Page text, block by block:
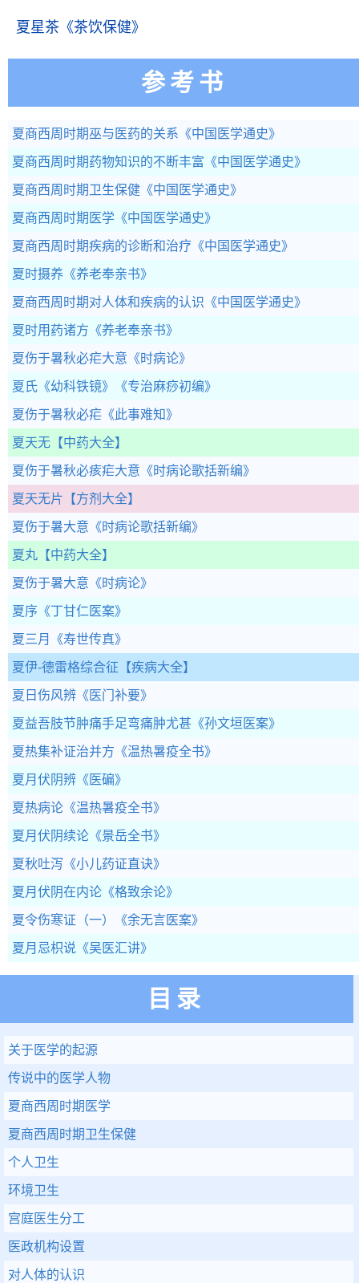
夏星茶 《茶饮保健》
参考书
夏商西周时期巫与医药的关系 《中国医学通史》
夏商西周时期药物知识的不断丰富 《中国医学通史》
夏商西周时期卫生保健 《中国医学通史》
夏商西周时期医学 《中国医学通史》
夏商西周时期疾病的诊断和治疗 《中国医学通史》
夏时摄养 《养老奉亲书》
夏商西周时期对人体和疾病的认识 《中国医学通史》
夏时用药诸方 《养老奉亲书》
夏伤于暑秋必疟大意 《时病论》
夏氏《幼科铁镜》 《专治麻痧初编》
夏伤于暑秋必疟 《此事难知》
夏天无 【中药大全】
夏伤于暑秋必痎疟大意 《时病论歌括新编》
夏天无片 【方剂大全】
夏伤于暑大意 《时病论歌括新编》
夏丸 【中药大全】
夏伤于暑大意 《时病论》
夏序 《丁甘仁医案》
夏三月 《寿世传真》
夏伊-德雷格综合征 【疾病大全】
夏日伤风辨 《医门补要》
夏益吾肢节肿痛手足弯痛肿尤甚 《孙文垣医案》
夏热集补证治并方 《温热暑疫全书》
夏月伏阴辨 《医碥》
夏热病论 《温热暑疫全书》
夏月伏阴续论 《景岳全书》
夏秋吐泻 《小儿药证直诀》
夏月伏阴在内论 《格致余论》
夏令伤寒证（一） 《余无言医案》
夏月忌枳说 《吴医汇讲》
目录
关于医学的起源
传说中的医学人物
夏商西周时期医学
夏商西周时期卫生保健
个人卫生
环境卫生
宫庭医生分工
医政机构设置
对人体的认识